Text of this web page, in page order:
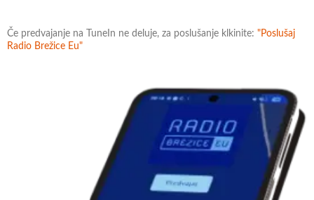
Če predvajanje na TuneIn ne deluje, za poslušanje klkinite: "Poslušaj
Radio Brežice Eu"